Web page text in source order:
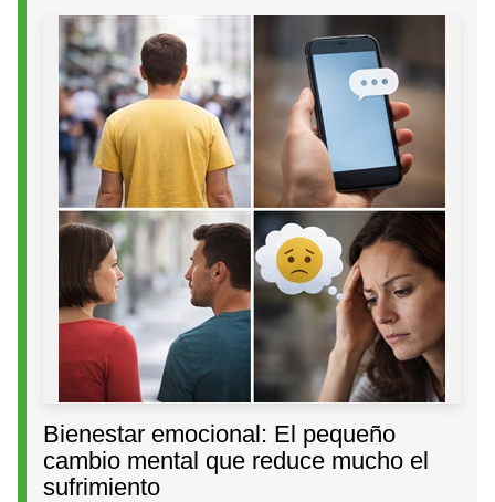
Bienestar emocional: El pequeño
cambio mental que reduce mucho el
sufrimiento